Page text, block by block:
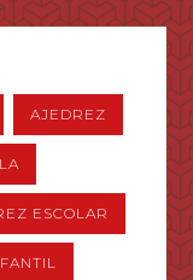
AJEDREZ
ESCOLAR